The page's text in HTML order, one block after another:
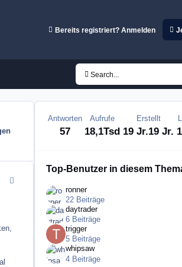
Bereits registriert? Anmelden
Search...
comment_9423
Antworten
57
Aufrufe
18,1Tsd
Erstellt
19 Jr.19 Jr.
Top-Benutzer in diesem
ronner
22 Beiträge
daytrader
6 Beiträge
trigger
5 Beiträge
whipsaw
4 Beiträge